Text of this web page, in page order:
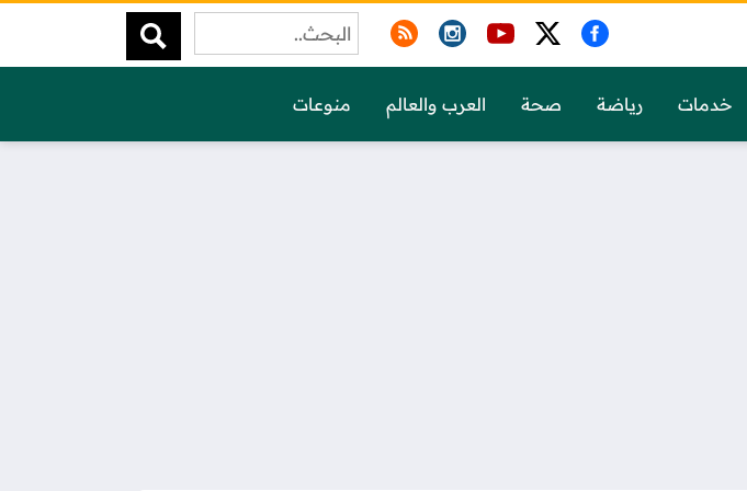
خدمات رياضة صحة العرب والعالم منوعات